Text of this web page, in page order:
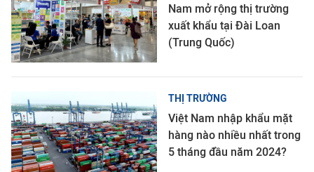
Nam mở rộng thị trường
xuất khẩu tại Đài Loan
(Trung Quốc)
THỊ TRƯỜNG
Việt Nam nhập khẩu mặt
hàng nào nhiều nhất trong
5 tháng đầu năm 2024?